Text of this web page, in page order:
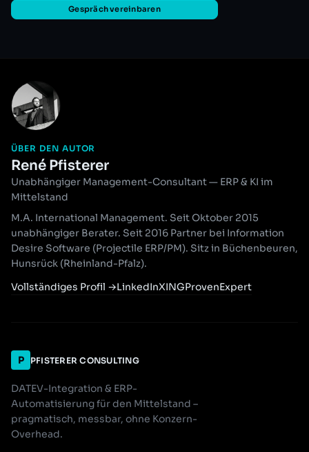
Gespräch vereinbaren
ÜBER DEN AUTOR
René Pfisterer
Unabhängiger Management-Consultant — ERP & KI im
Mittelstand
M.A. International Management. Seit Oktober 2015
unabhängiger Berater. Seit 2016 Partner bei Information
Desire Software (Projectile ERP/PM). Sitz in Büchenbeuren,
Hunsrück (Rheinland-Pfalz).
Vollständiges Profil →LinkedInXINGProvenExpert
P PFISTERER CONSULTING
DATEV-Integration & ERP-
Automatisierung für den Mittelstand –
pragmatisch, messbar, ohne Konzern-
Overhead.